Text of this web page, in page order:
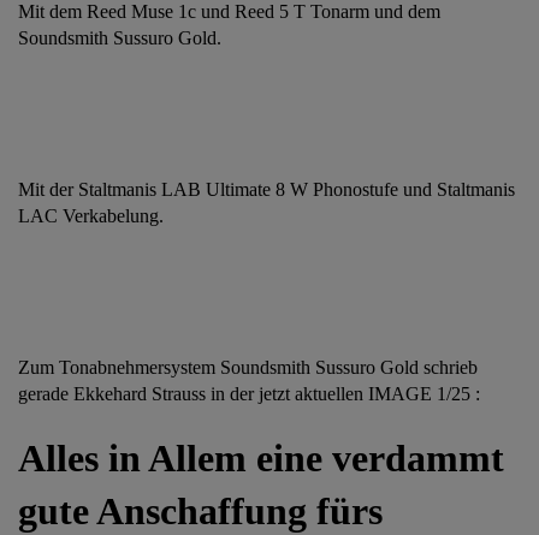
Mit dem Reed Muse 1c und Reed 5 T Tonarm und dem
Soundsmith Sussuro Gold.
Mit der Staltmanis LAB Ultimate 8 W Phonostufe und Staltmanis
LAC Verkabelung.
Zum Tonabnehmersystem Soundsmith Sussuro Gold schrieb
gerade Ekkehard Strauss in der jetzt aktuellen IMAGE 1/25 :
Alles in Allem eine verdammt
gute Anschaffung fürs